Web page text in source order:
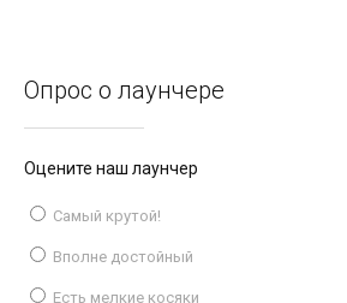
Опрос о лаунчере
Оцените наш лаунчер
Самый крутой!
Вполне достойный
Есть мелкие косяки